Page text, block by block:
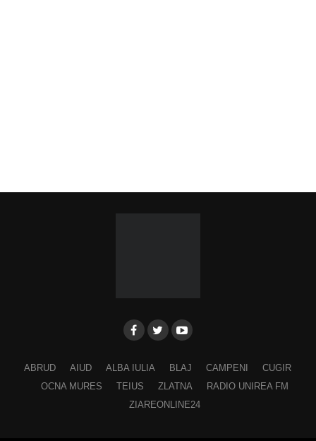
ABRUD AIUD ALBA IULIA BLAJ CAMPENI
CUGIR
OCNA MURES
TEIUS ZLATNA
RADIO UNIREA FM
ZIAREONLINE24